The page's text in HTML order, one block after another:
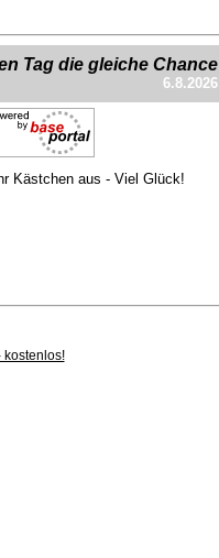
Tag die gleiche Chance
6.8.2026
Kästchen aus - Viel Glück!
kostenlos!